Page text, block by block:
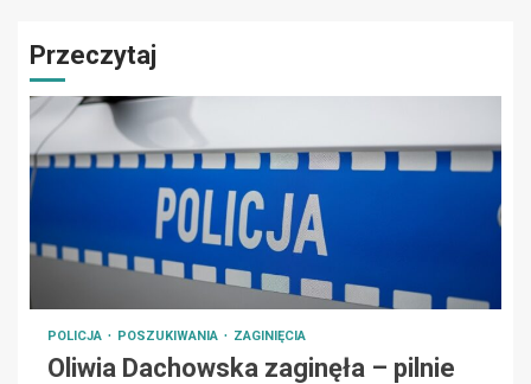
Przeczytaj
POLICJA POSZUKIWANIA ZAGINIĘCIA
Oliwia Dachowska zaginęła – pilnie